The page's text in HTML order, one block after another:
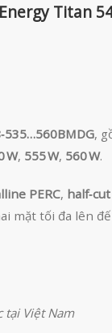
Titan
,
W, 555 W, 560 W.
PERC,
mặt tối đa lên
tại Việt Nam